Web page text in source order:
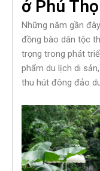
ở Phú Thọ
Những năm gần
đồng bào dân tộc
trọng trong phát
phẩm du lịch di
thu hút đông đảo